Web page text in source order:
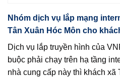
Nhóm dịch vụ lắp mạng
Tân Xuân Hóc Môn cho
Dịch vụ lắp truyền hình của
buộc phải chạy trên hạ tầng
nhà cung cấp này thì khách